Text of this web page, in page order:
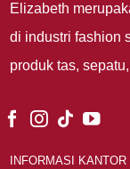
Elizabeth
di industri fashion
produk tas,
INFORMASI KANTOR